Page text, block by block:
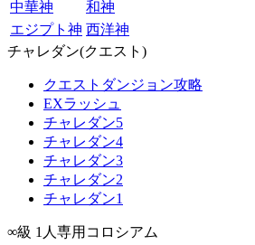
中華神
和神
エジプト神 西洋神
チャレダン(クエスト)
クエストダンジョン攻略
EXラッシュ
チャレダン5
チャレダン4
チャレダン3
チャレダン2
チャレダン1
∞級 1人専用コロシアム